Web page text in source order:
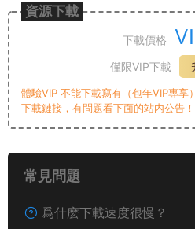
資源下載
下載價格
僅限VIP下載
體驗VIP 不能下載寫有（包年VIP專享
下載鏈接，有問題看下面的站内公告！
常見問題
爲什麽下載速度很慢？